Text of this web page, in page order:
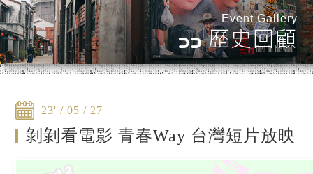
Event Gallery
歷史回顧
23' / 05 / 27
剝剝看電影 青春Way 台灣短片放映